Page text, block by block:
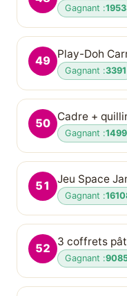
Gagnant :
49 Play-Doh
Gagnant :3391
50 Cadre +
Gagnant :
51 Jeu Space
Gagnant :
52 3 coffrets
Gagnant :